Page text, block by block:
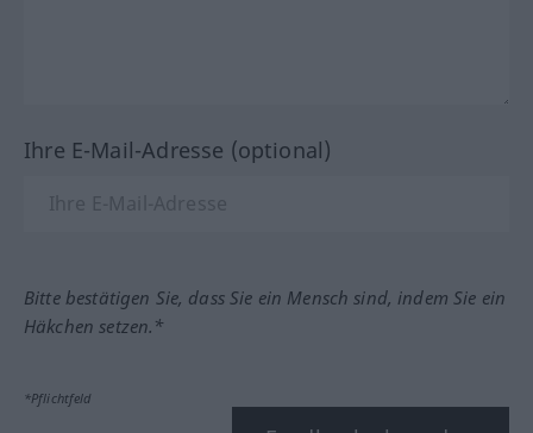
Ihre E-Mail-Adresse (optional)
Bitte bestätigen Sie, dass Sie ein Mensch sind, indem Sie ein
Häkchen setzen.*
*Pflichtfeld